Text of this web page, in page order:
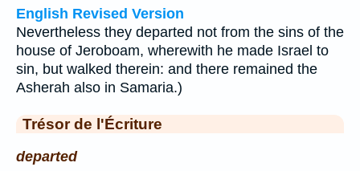
English Revised Version
Nevertheless they departed not from the sins of the
house of Jeroboam, wherewith he made Israel to
sin, but walked therein: and there remained the
Asherah also in Samaria.)
Trésor de l'Écriture
departed